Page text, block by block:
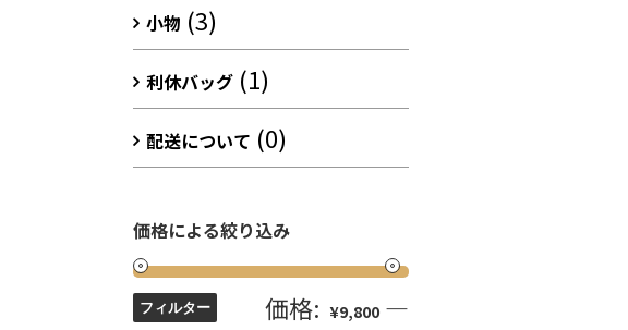
小物 (3)
利休バッグ (1)
配送について (0)
価格による絞り込み
フィルター 価格: ¥9,800 —